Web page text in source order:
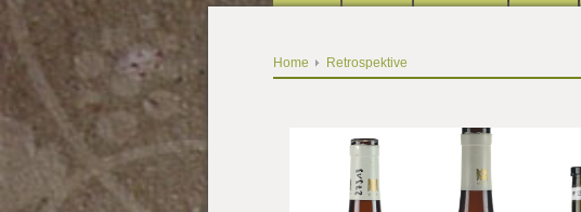
Home Retrospektive